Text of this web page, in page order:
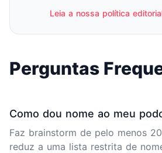
Leia a nossa política
Perguntas
Como dou nome ao meu
Faz brainstorm de pelo menos
reduz a uma lista restrita de